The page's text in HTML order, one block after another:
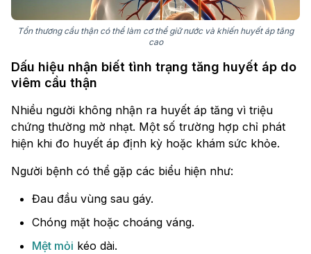
Tổn thương cầu thận có thể làm cơ thể giữ nước và khiến huyết áp tăng
cao
Dấu hiệu nhận biết tình trạng tăng huyết áp do
viêm cầu thận
Nhiều người không nhận ra huyết áp tăng vì triệu
chứng thường mờ nhạt. Một số trường hợp chỉ phát
hiện khi đo huyết áp định kỳ hoặc khám sức khỏe.
Người bệnh có thể gặp các biểu hiện như:
Đau đầu vùng sau gáy.
Chóng mặt hoặc choáng váng.
Mệt mỏi kéo dài.